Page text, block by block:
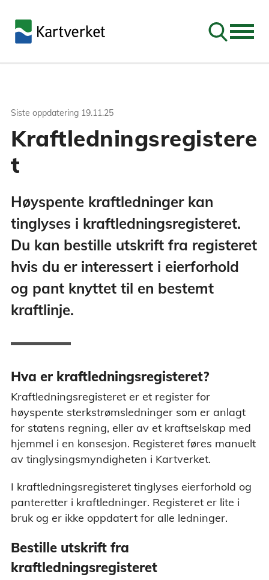
Søk
Siste oppdatering 19.11.25
Kraftledningsregistere
t
Høyspente kraftledninger kan
tinglyses i kraftledningsregisteret.
Du kan bestille utskrift fra registeret
hvis du er interessert i eierforhold
og pant knyttet til en bestemt
kraftlinje.
Hva er kraftledningsregisteret?
Kraftledningsregisteret er et register for
høyspente sterkstrømsledninger som er anlagt
for statens regning, eller av et kraftselskap med
hjemmel i en konsesjon. Registeret føres manuelt
av tinglysingsmyndigheten i Kartverket.
I kraftledningsregisteret tinglyses eierforhold og
panteretter i kraftledninger. Registeret er lite i
bruk og er ikke oppdatert for alle ledninger.
Bestille utskrift fra
kraftledningsregisteret